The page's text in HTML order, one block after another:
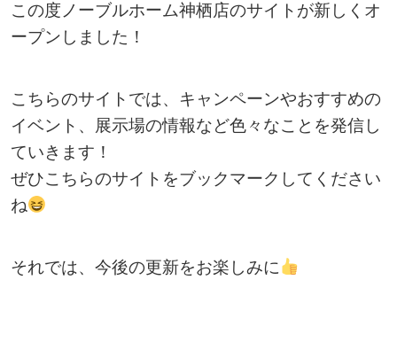
この度ノーブルホーム神栖店のサイトが新しくオ
ープンしました！
こちらのサイトでは、キャンペーンやおすすめの
イベント、展示場の情報など色々なことを発信し
ていきます！
ぜひこちらのサイトをブックマークしてください
ね
それでは、今後の更新をお楽しみに